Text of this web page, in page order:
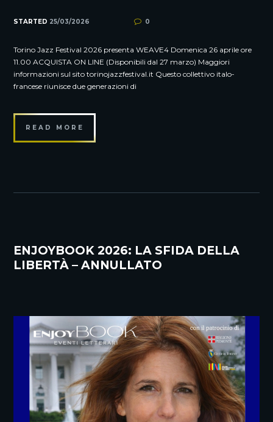
STARTED 25/03/2026 0
Torino Jazz Festival 2026 presenta WEAVE4 Domenica 26 aprile ore
11.00 ACQUISTA ON LINE (Disponibili dal 27 marzo) Maggiori
informazioni sul sito torinojazzfestival.it Questo collettivo italo-
francese riunisce due generazioni di
READ MORE
ENJOYBOOK 2026: LA SFIDA DELLA
LIBERTÀ – ANNULLATO